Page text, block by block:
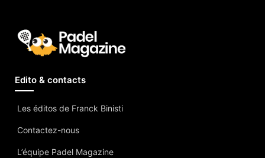
Edito & contacts
Les éditos de Franck Binisti
Contactez-nous
L’équipe Padel Magazine